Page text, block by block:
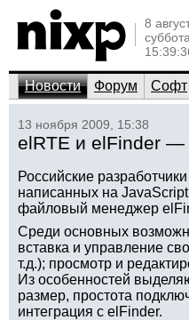
8
суббота,
Новости Форум Софт
13 ноября 2009, 15:38
elRTE и elFinder —
Российские
написанных на
файловый менеджер
Среди основных
вставка и управление
т.д.); просмотр и
Из особенностей
размер, простота
интеграция с elFinder.